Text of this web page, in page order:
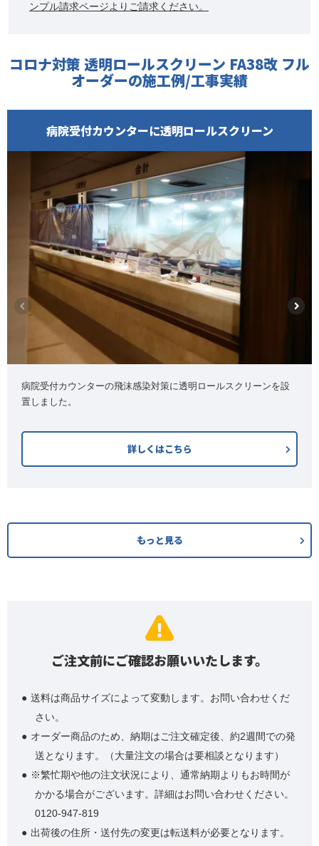
ンプル請求ページよりご請求ください。
コロナ対策 透明ロールスクリーン FA38改 フル
オーダーの施工例/工事実績
病院受付カウンターに透明ロールスクリーン
病院受付カウンターの飛沫感染対策に透明ロールスクリーンを設
置しました。
詳しくはこちら
もっと見る
ご注文前にご確認お願いいたします。
送料は商品サイズによって変動します。お問い合わせくだ
さい。
オーダー商品のため、納期はご注文確定後、約2週間での発
送となります。（大量注文の場合は要相談となります）
※繁忙期や他の注文状況により、通常納期よりもお時間が
かかる場合がございます。詳細はお問い合わせください。
0120-947-819
出荷後の住所・送付先の変更は転送料が必要となります。